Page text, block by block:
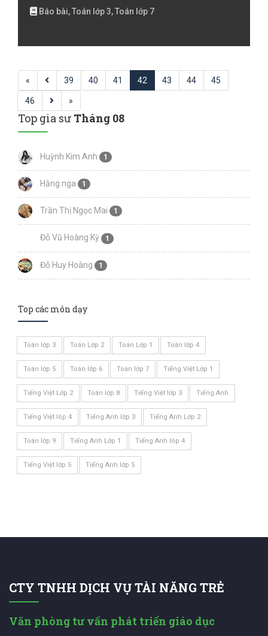
Báo bài, Toán lớp 3, Toán lớp 7
« 39 40 41 42 43 44 45
46 »
Top gia sư Tháng 08
Huỳnh Kim Anh 1
Hằng nga 1
Trần Thị Ngọc Mai 1
Đỗ Vũ Hoàng Kỳ 1
Đỗ Huy Hoàng 1
Top các môn dạy
Toán lớp 3 Toán Lớp 2 Toán Lớp 1 Toán lớp 4
Toán lớp 5 Toán lớp 6 Toán lớp 7 Tiếng Việt Lớp 1
Tiếng Việt Lớp 2 Toán lớp 8 Tiếng Việt lớp 3 Tiếng Anh
Tiếng Việt lóp 4 Tiếng Anh lớp 3 Tiếng Anh Lớp 2
Toán lớp 9 Tiếng Anh Lớp 1 Tiếng Anh lóp 4
Tiếng Việt lớp 5 Tiếng Anh lớp 5
CTY TNHH DỊCH VỤ TÀI NĂNG TRẺ
Văn phòng tư vấn phát triển giáo dục